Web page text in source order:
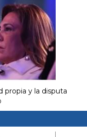
propia y la disputa